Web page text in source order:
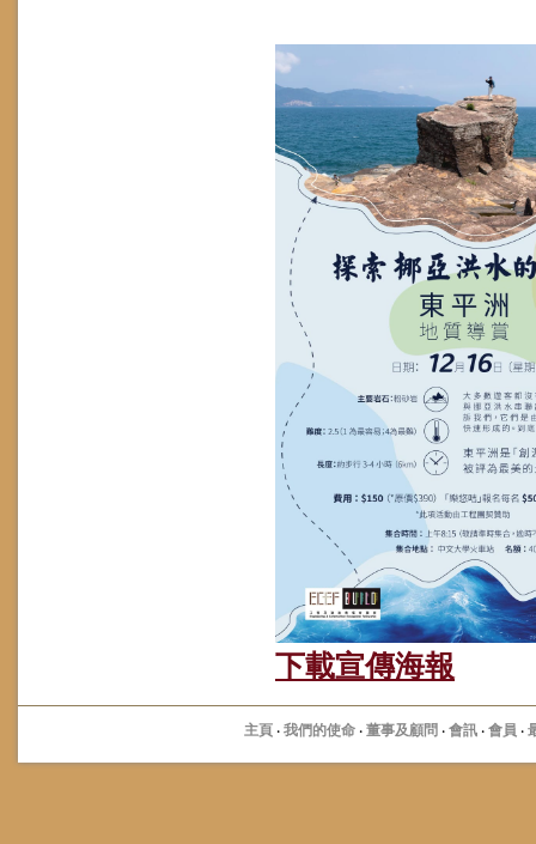
下載宣傳海報
主頁·我們的使命·董事及顧問·會訊·會員 ·